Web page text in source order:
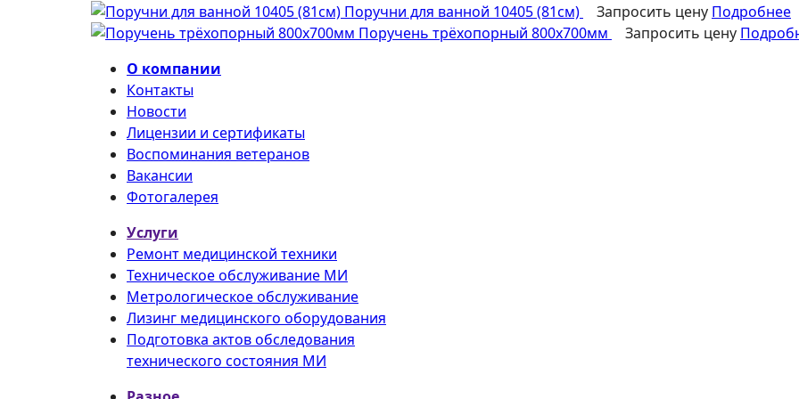
Поручни для ванной 10405 (81см) Запросить цену Подробнее
Поручень трёхопорный 800х700мм
Запросить цену
О компании
Контакты
Новости
Лицензии и сертификаты
Воспоминания ветеранов
Вакансии
Фотогалерея
Услуги
Ремонт медицинской техники
Техническое обслуживание МИ
Метрологическое обслуживание
Лизинг медицинского оборудования
Подготовка актов обследования
технического состояния МИ